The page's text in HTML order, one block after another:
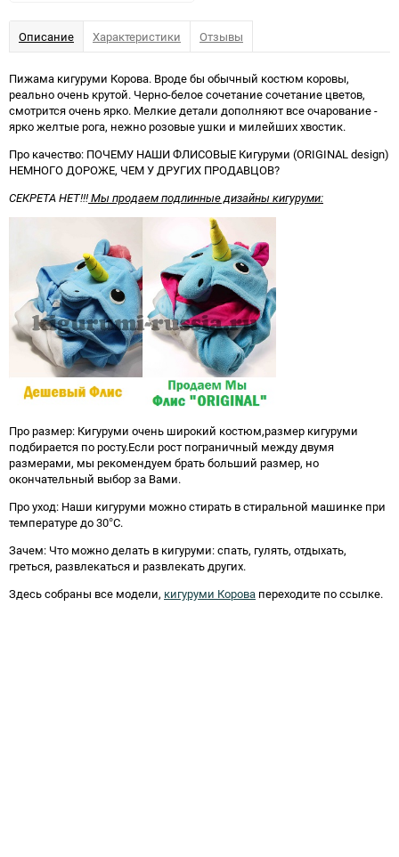
Описание Характеристики Отзывы
Пижама кигуруми Корова. Вроде бы обычный костюм коровы,
реально очень крутой. Черно-белое сочетание сочетание цветов,
смотрится очень ярко. Мелкие детали дополняют все очарование -
ярко желтые рога, нежно розовые ушки и милейших хвостик.
Про качество: ПОЧЕМУ НАШИ ФЛИСОВЫЕ Кигуруми (ORIGINAL design)
НЕМНОГО ДОРОЖЕ, ЧЕМ У ДРУГИХ ПРОДАВЦОВ?
СЕКРЕТА НЕТ!!!Мы продаем подлинные дизайны кигуруми:
Про размер: Кигуруми очень широкий костюм,размер кигуруми
подбирается по росту.Если рост пограничный между двумя
размерами, мы рекомендуем брать больший размер, но
окончательный выбор за Вами.
Про уход: Наши кигуруми можно стирать в стиральной машинке при
температуре до 30°C.
Зачем: Что можно делать в кигуруми: спать, гулять, отдыхать,
греться, развлекаться и развлекать других.
Здесь собраны все модели, кигуруми Корова переходите по ссылке.